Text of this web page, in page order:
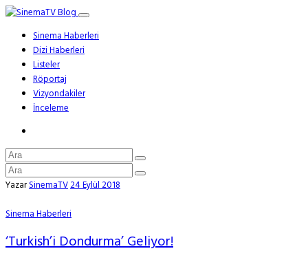
Sinema Haberleri
Dizi Haberleri
Listeler
Röportaj
Vizyondakiler
İnceleme
YazarSinemaTV24 Eylül 2018
Sinema Haberleri
‘Turkish’i Dondurma’ Geliyor!